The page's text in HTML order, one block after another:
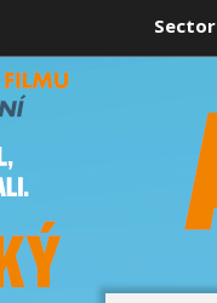
Sector